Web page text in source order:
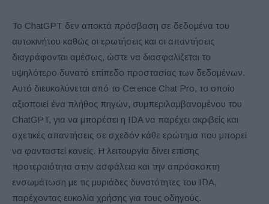
Το ChatGPT δεν αποκτά πρόσβαση σε δεδομένα του
αυτοκινήτου καθώς οι ερωτήσεις και οι απαντήσεις
διαγράφονται αμέσως, ώστε να διασφαλίζεται το
υψηλότερο δυνατό επίπεδο προστασίας των δεδομένων.
Αυτό διευκολύνεται από το Cerence Chat Pro, το οποίο
αξιοποιεί ένα πλήθος πηγών, συμπεριλαμβανομένου του
ChatGPT, για να μπορέσει η IDA να παρέχει ακριβείς και
σχετικές απαντήσεις σε σχεδόν κάθε ερώτημα που μπορεί
να φανταστεί κανείς. Η λειτουργία δίνει επίσης
προτεραιότητα στην ασφάλεια και την απρόσκοπτη
ενσωμάτωση με τις μυριάδες δυνατότητες του IDA,
παρέχοντας ευκολία χρήσης για τους οδηγούς.